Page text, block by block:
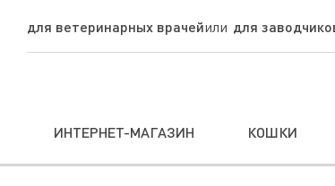
для ветеринарных врачей для
ИНТЕРНЕТ-МАГАЗИН КОШКИ